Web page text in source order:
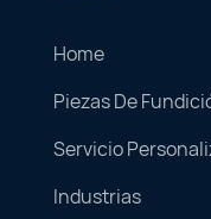
Home
Piezas De
Servicio
Industrias